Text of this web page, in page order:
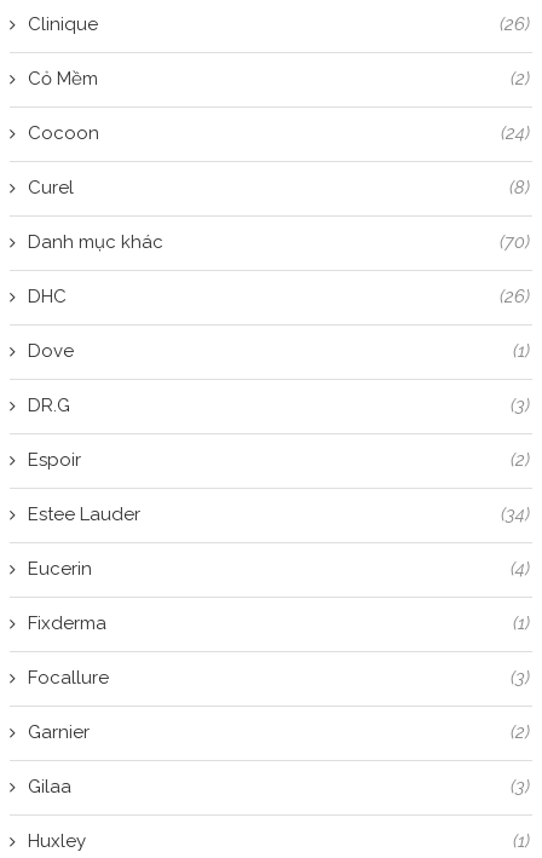
Clinique (26)
Cỏ Mềm (2)
Cocoon (24)
Curel (8)
Danh mục khác (70)
DHC (26)
Dove (1)
DR.G (3)
Espoir (2)
Estee Lauder (34)
Eucerin (4)
Fixderma (1)
Focallure (3)
Garnier (2)
Gilaa (3)
Huxley (1)